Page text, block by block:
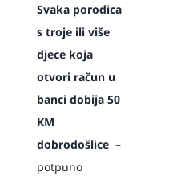
Svaka porodica
s troje ili više
djece koja
otvori račun u
banci dobija 50
KM
dobrodošlice–
potpuno